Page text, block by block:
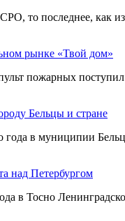
то последнее, как
рынке «Твой дом»
пожарных
Бельцы и стране
года в муниципии
над Петербургом
в Тосно